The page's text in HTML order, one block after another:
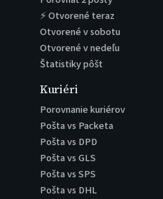
⚡ Otvorené teraz
Otvorené v sobotu
Otvorené v nedeľu
Štatistiky pôšt
Kuriéri
Porovnanie kuriérov
Pošta vs Packeta
Pošta vs DPD
Pošta vs GLS
Pošta vs SPS
Pošta vs DHL